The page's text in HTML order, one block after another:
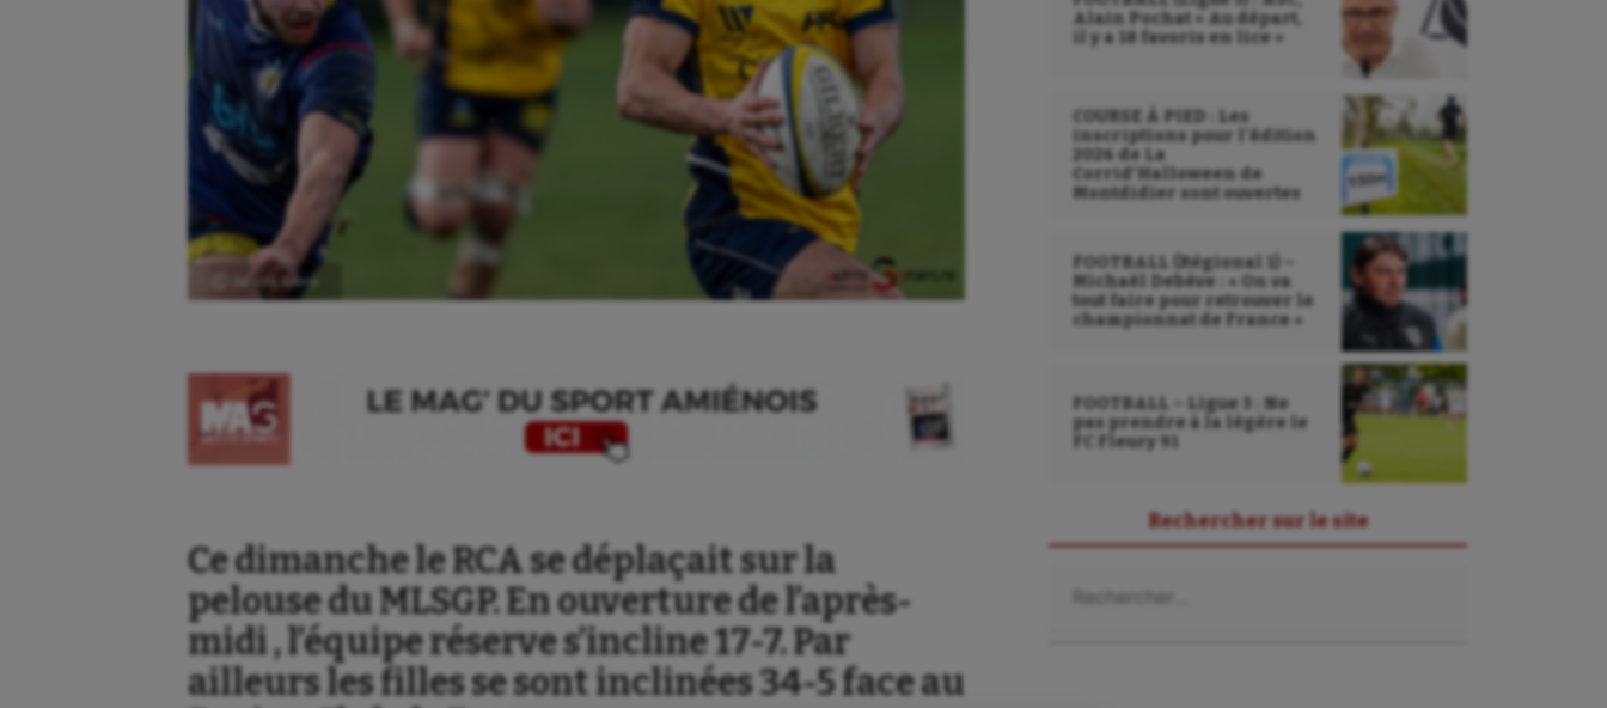
Aéronautique
Athlétisme
Auto
Aviron
Equitation
Escalade
Escrime
Korfbal
Longue paume
Moto
Sarbacane
Ⓒ Gazette Sports
Ce dimanche le RCA se déplaçait sur la
pelouse du MLSGP. En ouverture de l’après-
midi , l’équipe réserve s’incline 17-7. Par
ailleurs les filles se sont inclinées 34-5 face au
Alain Pochat « Au départ,
il y a 18 favoris en lice »
COURSE À PIED : Les
inscriptions pour l’édition
2026 de La
Corrid’Halloween de
Montdidier sont ouvertes
FOOTBALL (Régional 1) –
Michaël Debève : « On va
tout faire pour retrouver le
championnat de France »
FOOTBALL – Ligue 3 : Ne
pas prendre à la légère le
FC Fleury 91
Rechercher sur le site